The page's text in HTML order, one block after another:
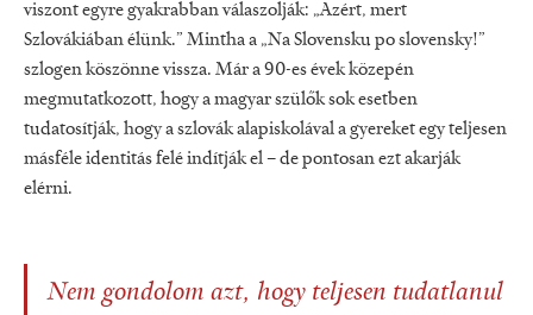
viszont egyre gyakrabban válaszolják: „Azért, mert
Szlovákiában élünk.” Mintha a „Na Slovensku po slovensky!”
szlogen köszönne vissza. Már a 90-es évek közepén
megmutatkozott, hogy a magyar szülők sok esetben
tudatosítják, hogy a szlovák alapiskolával a gyereket egy teljesen
másféle identitás felé indítják el – de pontosan ezt akarják
elérni.
Nem gondolom azt, hogy teljesen tudatlanul